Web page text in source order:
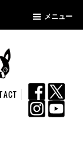
メニュー